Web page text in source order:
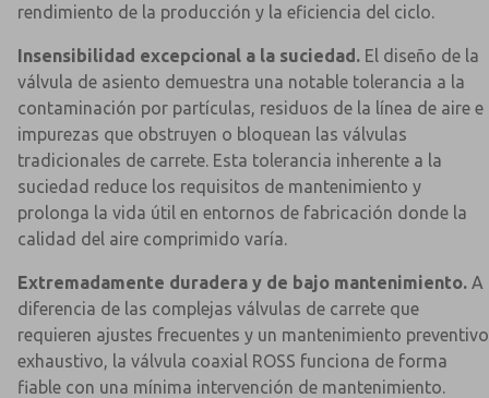
rendimiento de la producción y la eficiencia del ciclo.
Insensibilidad excepcional a la suciedad. El diseño de la
válvula de asiento demuestra una notable tolerancia a la
contaminación por partículas, residuos de la línea de aire e
impurezas que obstruyen o bloquean las válvulas
tradicionales de carrete. Esta tolerancia inherente a la
suciedad reduce los requisitos de mantenimiento y
prolonga la vida útil en entornos de fabricación donde la
calidad del aire comprimido varía.
Extremadamente duradera y de bajo mantenimiento. A
diferencia de las complejas válvulas de carrete que
requieren ajustes frecuentes y un mantenimiento preventivo
exhaustivo, la válvula coaxial ROSS funciona de forma
fiable con una mínima intervención de mantenimiento.